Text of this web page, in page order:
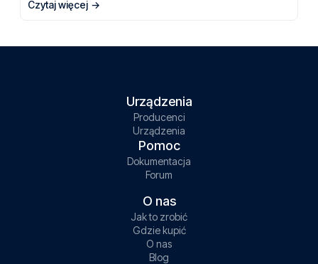
Czytaj więcej
Urządzenia
Producenci
Urządzenia
Pomoc
Dokumentacja
Forum
O nas
Jak to zrobić
Gdzie kupić
O nas
Blog